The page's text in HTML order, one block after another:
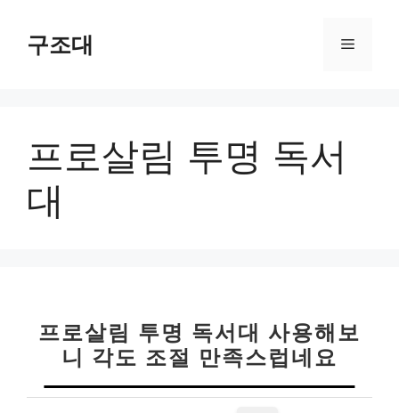
구조대 메
프로살림 투명 독서
대
프로살림 투명 독서대 사용해보
니 각도 조절 만족스럽네요